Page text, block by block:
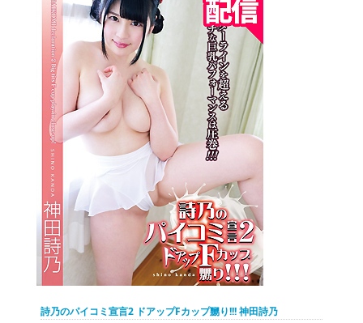
詩乃のパイコミ宣言2 ドアップFカップ嬲り!!! 神田詩乃